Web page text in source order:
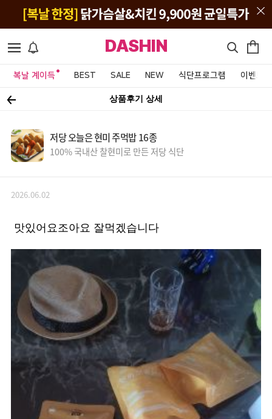
DASHIN
복날 계이득 BEST SALE NEW 식단프로그램 이벤트&
상품후기 상세
저당 오늘은 현미 주먹밥 16종
100% 국내산 찰현미로 만든 저당 식단
2026.06.02
맛있어요조아요 잘먹겠습니다